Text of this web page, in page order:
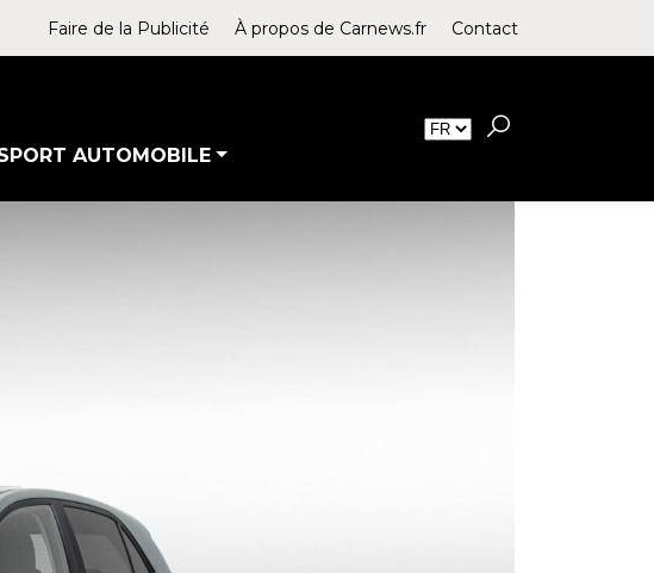
Faire de la Publicité À propos de Carnews.fr Contact
AUTOMOBILE